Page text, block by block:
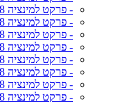
- פרקט למינציה 8 מ"מ GENESIS
- פרקט למינציה 8 מ"מ SWISS KRONO רחב
- פרקט למינציה 8 מ"מ יורוהום
- פרקט למינציה 8 מ"מ סופר נטורל
- פרקט למינציה 8 מ"מ Classen
- פרקט למינציה 8 מ"מ סינכרום
- פרקט למינציה 8 מ"מ ואריו
- פרקט למינציה 8 מ"מ art floor